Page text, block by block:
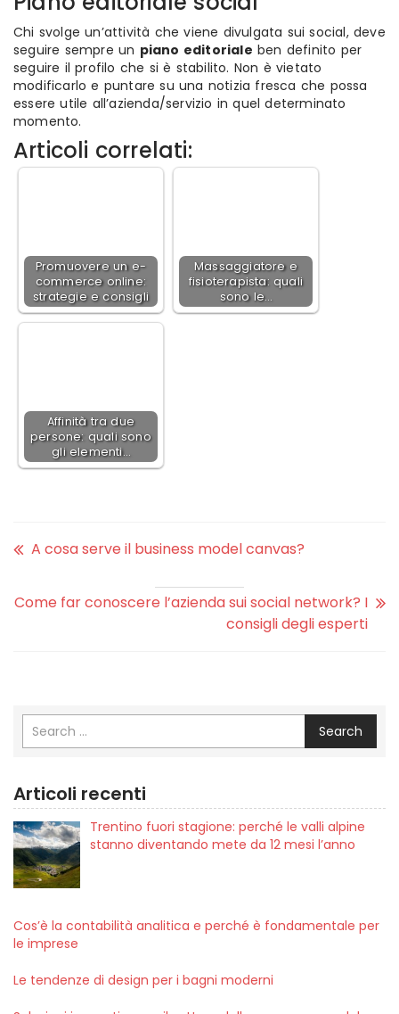
Chi svolge un’attività che viene divulgata sui social, deve
seguire sempre un piano editoriale ben definito per
seguire il profilo che si è stabilito. Non è vietato
modificarlo e puntare su una notizia fresca che possa
essere utile all’azienda/servizio in quel determinato
momento.
Articoli correlati:
Promuovere un e-
commerce online:
strategie e consigli
Massaggiatore e
fisioterapista: quali
sono le…
Affinità tra due
persone: quali sono
gli elementi…
A cosa serve il business model canvas?
Come far conoscere l’azienda sui social network? I
consigli degli esperti
Search
Articoli recenti
Trentino fuori stagione: perché le valli alpine
stanno diventando mete da 12 mesi l’anno
Cos’è la contabilità analitica e perché è fondamentale per
le imprese
Le tendenze di design per i bagni moderni